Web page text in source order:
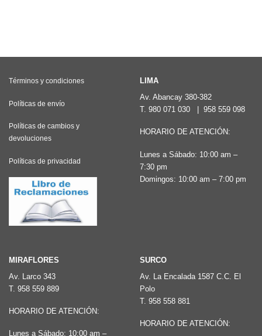
Las
pueden
en
la
página
de
producto
Términos y condiciones
Políticas de envío
Políticas de cambios y
devoluciones
Políticas de privacidad
LIMA
Av. Abancay 380-382
T. 980 071 030 958 559 098
HORARIO DE ATENCIÓN:
Lunes a Sábado: 10:00 am –
7:30 pm
Domingos: 10:00 am – 7:00 pm
MIRAFLORES
Av. Larco 343
T. 958 559 889
HORARIO DE ATENCIÓN:
Lunes a Sábado: 10:00 am –
SURCO
Av. La Encalada 1587 C.C. El
Polo
T. 958 558 881
HORARIO DE ATENCIÓN: